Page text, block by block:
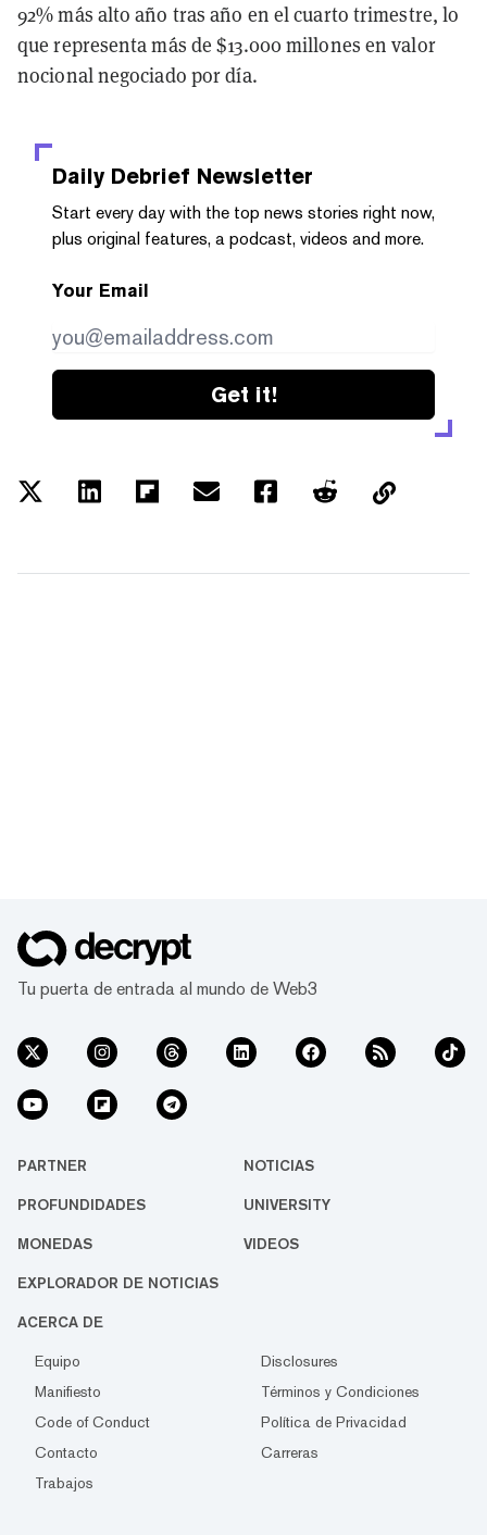
92% más alto año tras año en el cuarto trimestre, lo
que representa más de $13.000 millones en valor
nocional negociado por día.
Daily Debrief Newsletter
Start every day with the top news stories right now,
plus original features, a podcast, videos and more.
Your Email
Get it!
Tu puerta de entrada al mundo de Web3
PARTNER NOTICIAS
PROFUNDIDADES UNIVERSITY
MONEDAS VIDEOS
EXPLORADOR DE NOTICIAS
ACERCA DE
Equipo
Disclosures
Manifiesto
Términos y Condiciones
Code of Conduct
Política de Privacidad
Contacto
Carreras
Trabajos